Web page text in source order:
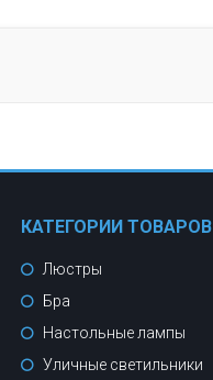
КАТЕГОРИИ ТОВАРОВ
Люстры
Бра
Настольные лампы
Уличные светильники